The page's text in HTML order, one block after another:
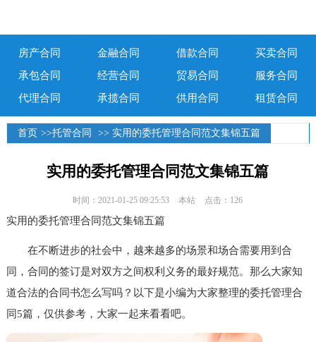
房产合同 金融合同 借款合同
买卖合同
承包合同
经营合同 贸易合同
服务合同
代理合同
承揽合同 供用合同 租赁合同
首页 >>托管合同 >> 实用的委托管理合同范文集锦五篇
实用的委托管理合同范文集锦五篇
时间：2021-01-25 09:25:53 本站 点击：126
实用的委托管理合同范文集锦五篇
在不断进步的社会中，越来越多的场景和场合需要用到合
同，合同的签订是对双方之间权利义务的最好规范。那么大家知
道合法的合同书怎么写吗？以下是小编为大家整理的委托管理合
同5篇，仅供参考，大家一起来看看吧。